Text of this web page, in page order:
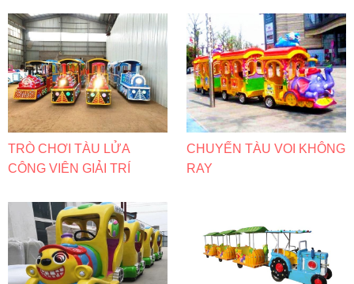
TRÒ CHƠI TÀU LỬA
CÔNG VIÊN GIẢI TRÍ
CHUYẾN TÀU VOI KHÔNG
RAY